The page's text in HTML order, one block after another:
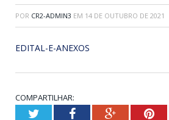
POR CR2-ADMIN3 EM 14 DE OUTUBRO DE 2021
EDITAL-E-ANEXOS
COMPARTILHAR:
TwitterFacebookGoogle+